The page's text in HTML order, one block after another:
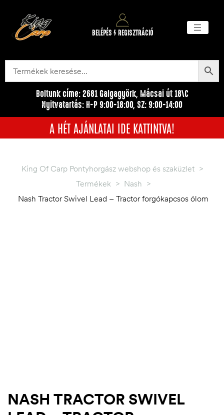
BELÉPÉS / REGISZTRÁCIÓ
Boltunk címe: 2681 Galgagyörk, Mácsai út 18\C
Nyitvatartás: H-P 9:00-18:00, SZ: 9:00-14:00
A HÉT AJÁNLATAI IDE KATTINTVA!
King Of Carp Pontyhorgász webshop és szaküzlet >
Termékek > Nash >
Nash Tractor Swivel Lead – Tractor forgókapcsos ólom
NASH TRACTOR SWIVEL